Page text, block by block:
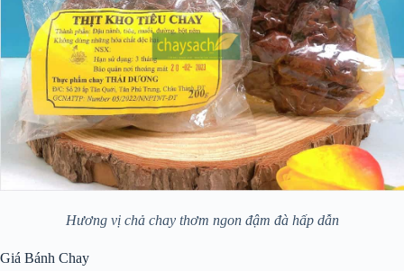
Hương vị chả chay thơm ngon đậm đà hấp dẫn
Giá Bánh Chay